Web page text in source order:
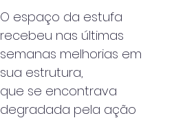
O espaço da estufa
recebeu nas últimas
semanas melhorias em
sua estrutura,
que se encontrava
degradada pela ação